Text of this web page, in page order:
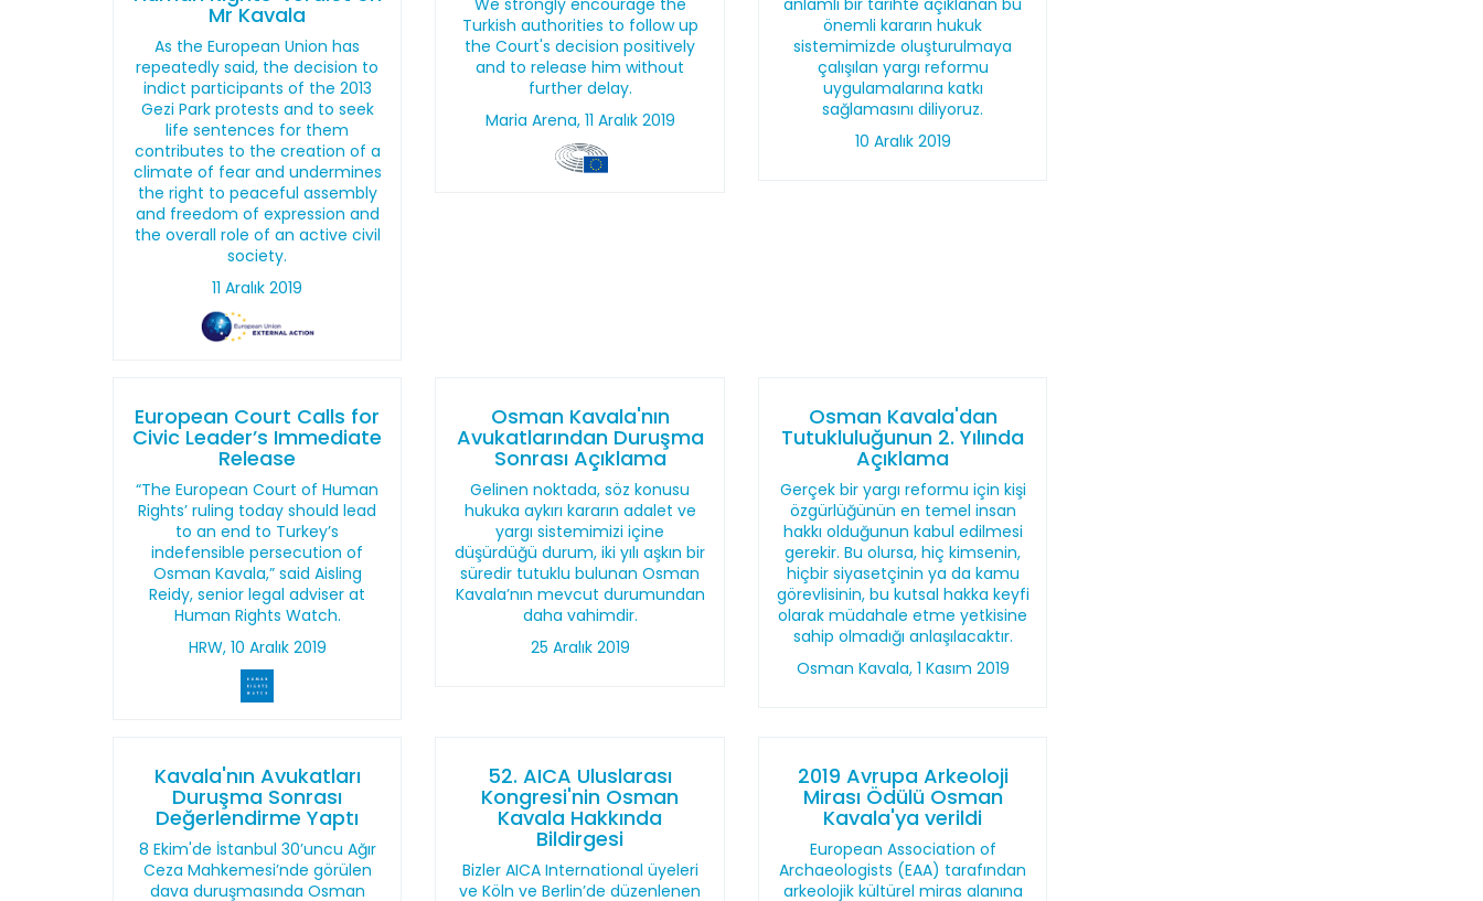
Mr Kavala
As the European Union has
repeatedly said, the decision to
indict participants of the 2013
Gezi Park protests and to seek
life sentences for them
contributes to the creation of a
climate of fear and undermines
the right to peaceful assembly
and freedom of expression and
the overall role of an active civil
society.
11 Aralık 2019
We strongly encourage the
Turkish authorities to follow up
the Court's decision positively
and to release him without
further delay.
Maria Arena, 11 Aralık 2019
anlamlı bir tarihte açıklanan bu
önemli kararın hukuk
sistemimizde oluşturulmaya
çalışılan yargı reformu
uygulamalarına katkı
sağlamasını diliyoruz.
10 Aralık 2019
European Court Calls for
Civic Leader’s Immediate
Release
“The European Court of Human
Rights’ ruling today should lead
to an end to Turkey’s
indefensible persecution of
Osman Kavala,” said Aisling
Reidy, senior legal adviser at
Human Rights Watch.
HRW, 10 Aralık 2019
Osman Kavala'nın
Avukatlarından Duruşma
Sonrası Açıklama
Gelinen noktada, söz konusu
hukuka aykırı kararın adalet ve
yargı sistemimizi içine
düşürdüğü durum, iki yılı aşkın bir
süredir tutuklu bulunan Osman
Kavala’nın mevcut durumundan
daha vahimdir.
25 Aralık 2019
Osman Kavala'dan
Tutukluluğunun 2. Yılında
Açıklama
Gerçek bir yargı reformu için kişi
özgürlüğünün en temel insan
hakkı olduğunun kabul edilmesi
gerekir. Bu olursa, hiç kimsenin,
hiçbir siyasetçinin ya da kamu
görevlisinin, bu kutsal hakka keyfi
olarak müdahale etme yetkisine
sahip olmadığı anlaşılacaktır.
Osman Kavala, 1 Kasım 2019
Kavala'nın Avukatları
Duruşma Sonrası
Değerlendirme Yaptı
8 Ekim'de İstanbul 30’uncu Ağır
Ceza Mahkemesi’nde görülen
dava duruşmasında Osman
52. AICA Uluslarası
Kongresi'nin Osman
Kavala Hakkında
Bildirgesi
Bizler AICA International üyeleri
ve Köln ve Berlin’de düzenlenen
2019 Avrupa Arkeoloji
Mirası Ödülü Osman
Kavala'ya verildi
European Association of
Archaeologists (EAA) tarafından
arkeolojik kültürel miras alanına